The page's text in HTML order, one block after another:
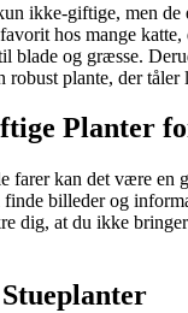
ikke-giftige, men de
hos mange katte,
blade og græsse.
robust plante, der tåler
Planter
farer kan det være en
billeder og
dig, at du ikke